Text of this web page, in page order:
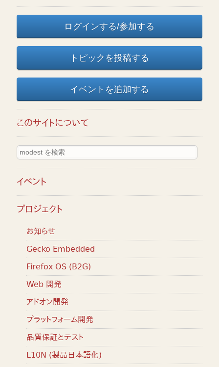
ログインする/参加する
トピックを投稿する
イベントを追加する
このサイトについて
イベント
プロジェクト
お知らせ
Gecko Embedded
Firefox OS (B2G)
Web 開発
アドオン開発
プラットフォーム開発
品質保証とテスト
L10N (製品日本語化)